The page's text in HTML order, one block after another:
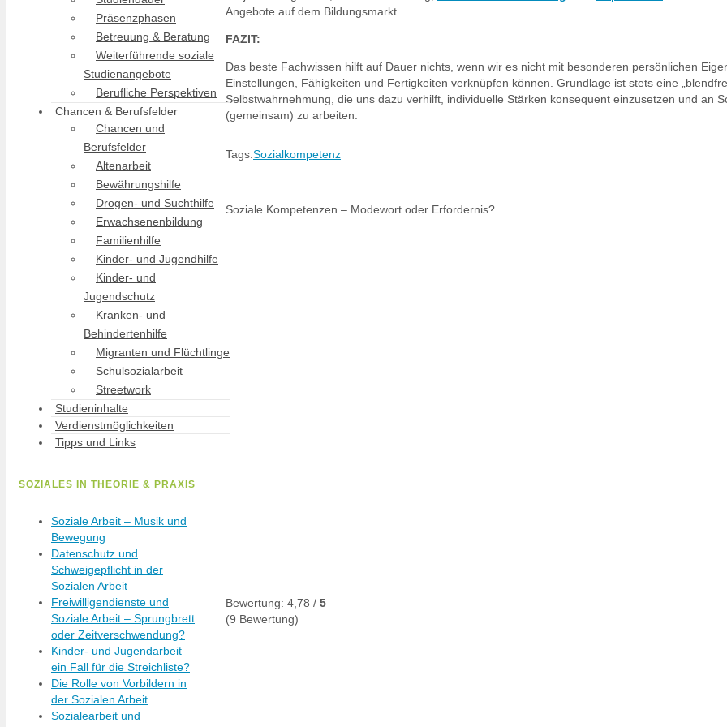
Angebote auf dem Bildungsmarkt.
FAZIT:
Das beste Fachwissen hilft auf Dauer nichts, wenn wir es nicht mit besonderen persönlichen
Einstellungen, Fähigkeiten und Fertigkeiten verknüpfen können. Grundlage ist stets eine
Selbstwahrnehmung, die uns dazu verhilft, individuelle Stärken konsequent einzusetzen und an
(gemeinsam) zu arbeiten.
Tags:Sozialkompetenz
Soziale Kompetenzen – Modewort oder Erfordernis?
Bewertung: 4,78 / 5
(9 Bewertung)
Präsenzphasen
Betreuung & Beratung
Weiterführende soziale
Studienangebote
Berufliche Perspektiven
Chancen & Berufsfelder
Chancen und
Berufsfelder
Altenarbeit
Bewährungshilfe
Drogen- und Suchthilfe
Erwachsenenbildung
Familienhilfe
Kinder- und Jugendhilfe
Kinder- und
Jugendschutz
Kranken- und
Behindertenhilfe
Migranten und Flüchtlinge
Schulsozialarbeit
Streetwork
Studieninhalte
Verdienstmöglichkeiten
Tipps und Links
SOZIALES IN THEORIE & PRAXIS
Soziale Arbeit – Musik und
Bewegung
Datenschutz und
Schweigepflicht in der
Sozialen Arbeit
Freiwilligendienste und
Soziale Arbeit – Sprungbrett
oder Zeitverschwendung?
Kinder- und Jugendarbeit –
ein Fall für die Streichliste?
Die Rolle von Vorbildern in
der Sozialen Arbeit
Sozialearbeit und